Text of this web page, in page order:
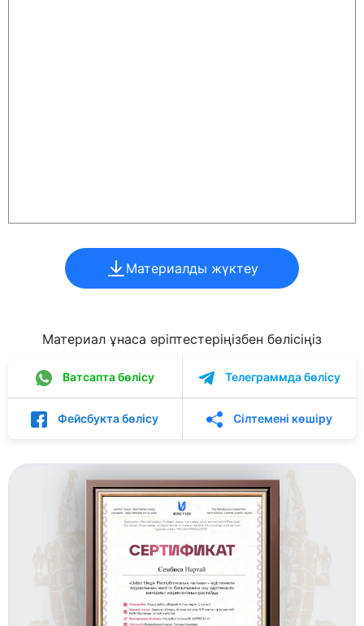
Материалды жүктеу
Материал ұнаса әріптестеріңізбен бөлісіңіз
Ватсапта бөлісу Телеграммда бөлісу
Фейсбукта бөлісу Сілтемені көшіру